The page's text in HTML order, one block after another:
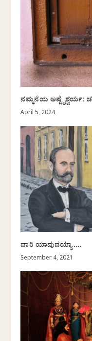
ನಮ್ಮನೆಯ ಅಷ್ಟೈಶ್ವರ್ಯ:
April 5, 2024
ದಾರಿ ಯಾವುದಯ್ಯಾ….
September 4, 2021